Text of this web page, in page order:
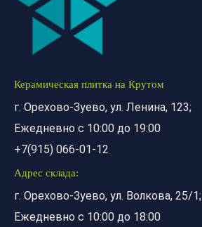
Керамическая плитка на Крутом
г. Орехово-Зуево, ул. Ленина, 123;
Ежедневно с 10:00 до 19:00
+7(915) 066-01-12
Адрес склада:
г. Орехово-Зуево, ул. Волкова, 25/1;
Ежедневно с 10:00 до 18:00